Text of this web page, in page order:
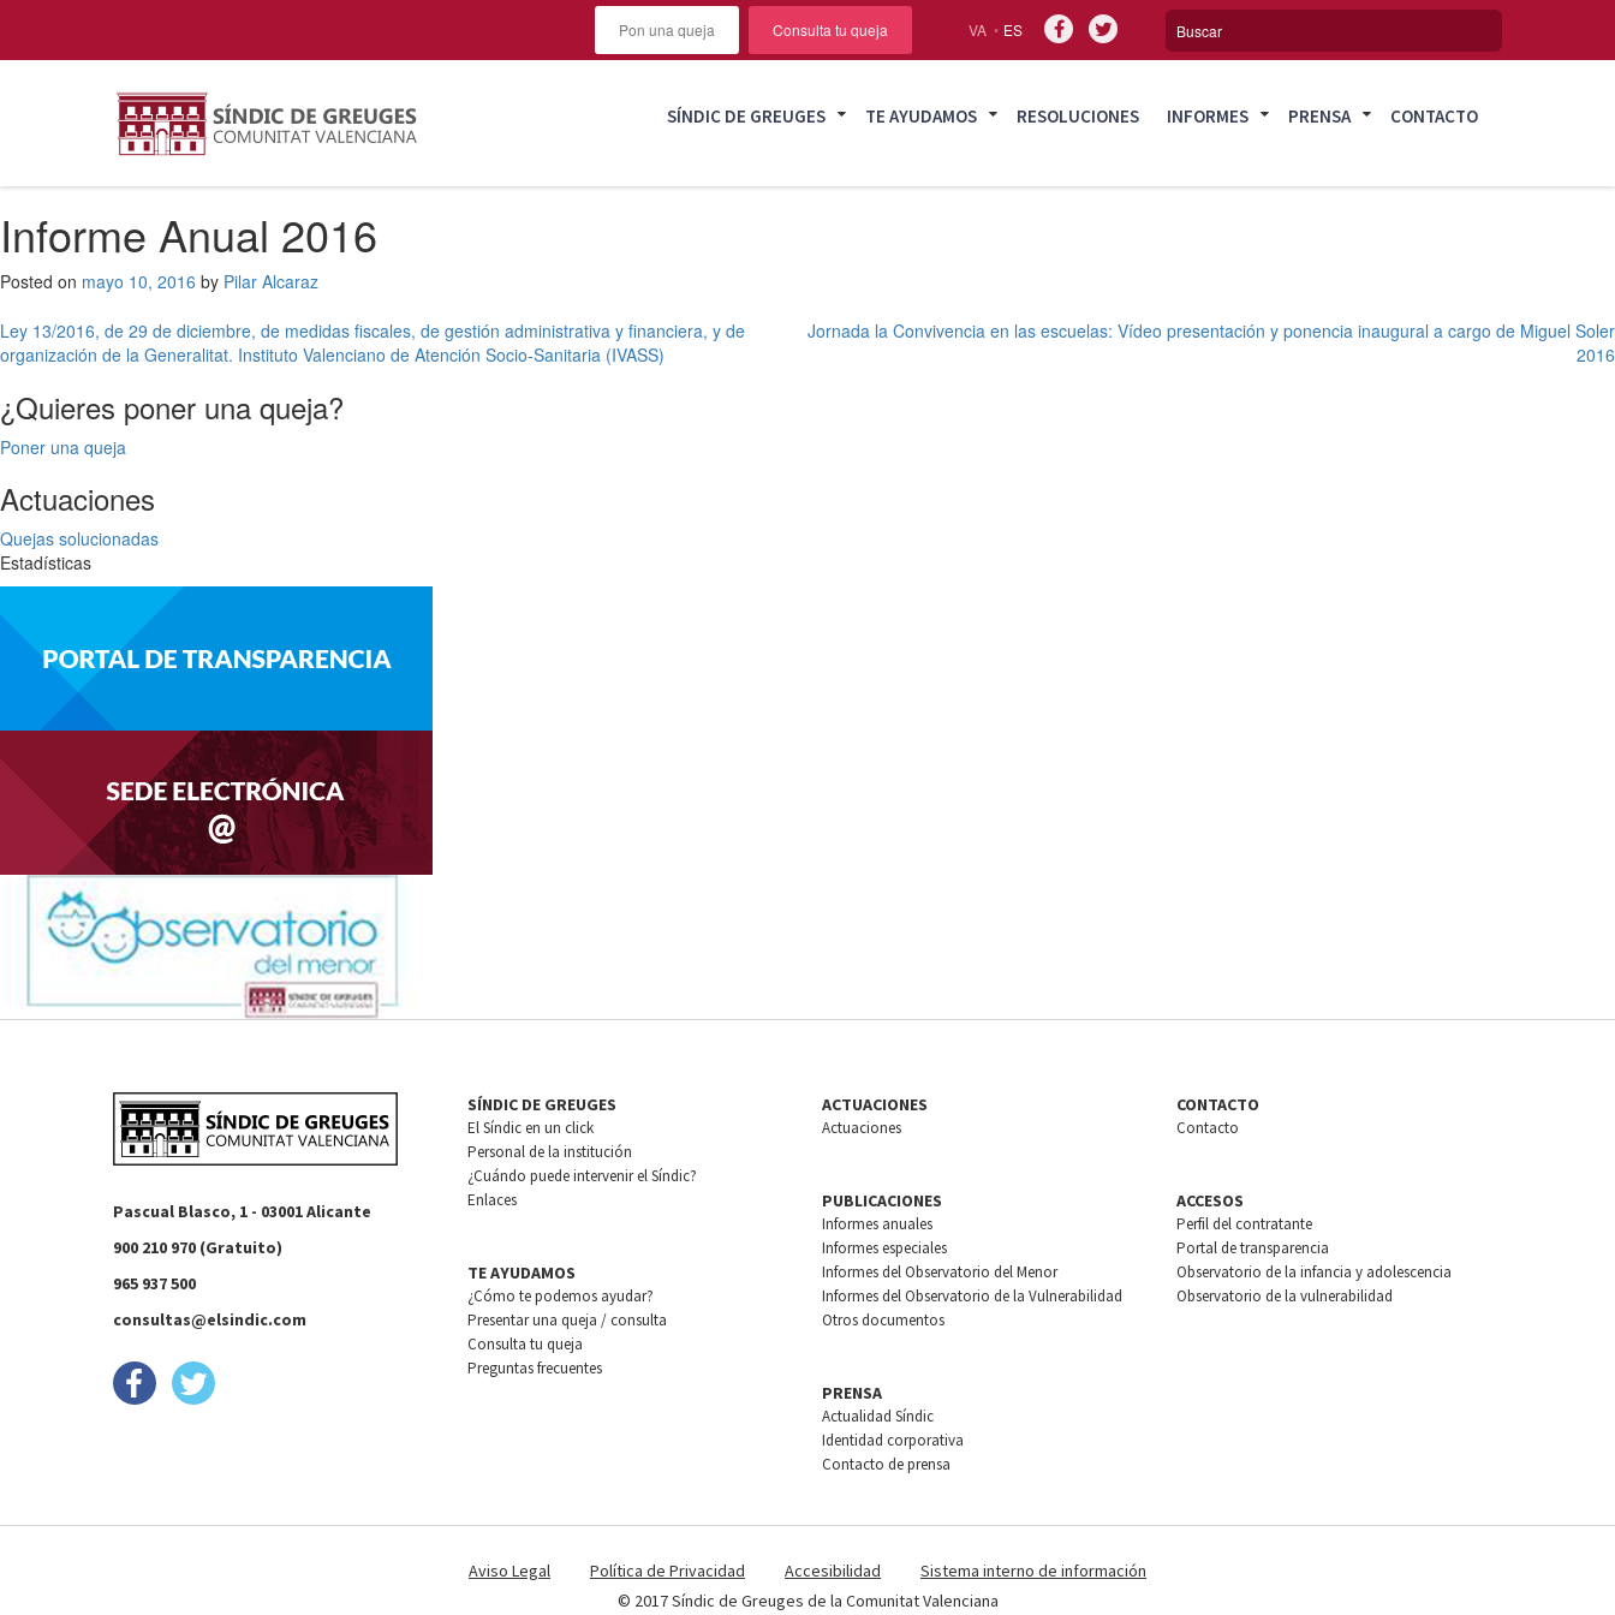
VA ES
Pon una queja Consulta tu queja
SÍNDIC DE GREUGES TE AYUDAMOS RESOLUCIONES INFORMES PRENSA CONTACTO
Informe Anual 2016
Posted on mayo 10, 2016 by Pilar Alcaraz
Navegación
de
entradas
Ley 13/2016, de 29 de diciembre, de medidas fiscales, de gestión administrativa y financiera, y de
organización de la Generalitat. Instituto Valenciano de Atención Socio-Sanitaria (IVASS)
Jornada la Convivencia en las escuelas: Vídeo presentación y ponencia inaugural a cargo de Miguel Soler
2016
¿Quieres poner una queja?
Poner una queja
Actuaciones
Quejas solucionadas
Estadísticas
Pascual Blasco, 1 - 03001 Alicante
900 210 970 (Gratuito)
965 937 500
consultas@elsindic.com
SÍNDIC DE GREUGES
El Síndic en un click
Personal de la institución
¿Cuándo puede intervenir el Síndic?
Enlaces
TE AYUDAMOS
¿Cómo te podemos ayudar?
Presentar una queja / consulta
Consulta tu queja
Preguntas frecuentes
ACTUACIONES
Actuaciones
PUBLICACIONES
Informes anuales
Informes especiales
Informes del Observatorio del Menor
Informes del Observatorio de la Vulnerabilidad
Otros documentos
PRENSA
Actualidad Síndic
Identidad corporativa
Contacto de prensa
CONTACTO
Contacto
ACCESOS
Perfil del contratante
Portal de transparencia
Observatorio de la infancia y adolescencia
Observatorio de la vulnerabilidad
Aviso Legal Política de Privacidad Accesibilidad
Sistema interno de información
© 2017 Síndic de Greuges de la Comunitat Valenciana